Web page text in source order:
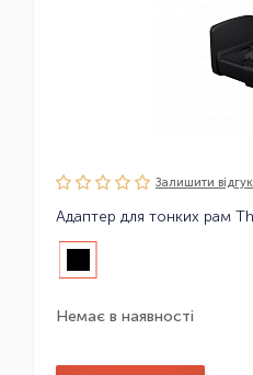
Залишити вiдгук
Немає в наявності